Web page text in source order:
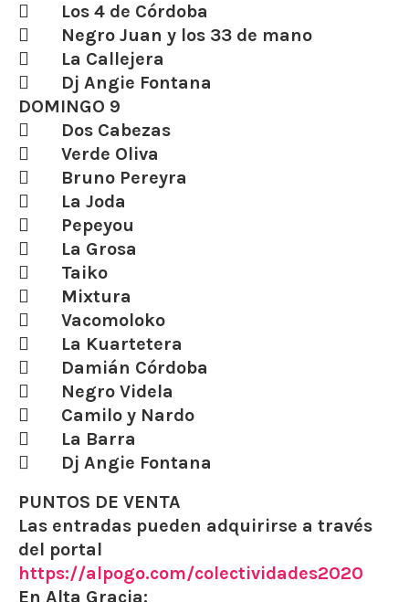
 Los 4 de Córdoba
 Negro Juan y los 33 de mano
 La Callejera
 Dj Angie Fontana
DOMINGO 9
 Dos Cabezas
 Verde Oliva
 Bruno Pereyra
 La Joda
 Pepeyou
 La Grosa
 Taiko
 Mixtura
 Vacomoloko
 La Kuartetera
 Damián Córdoba
 Negro Videla
 Camilo y Nardo
 La Barra
 Dj Angie Fontana
PUNTOS DE VENTA
Las entradas pueden adquirirse a través
del portal
https://alpogo.com/colectividades2020
En Alta Gracia: